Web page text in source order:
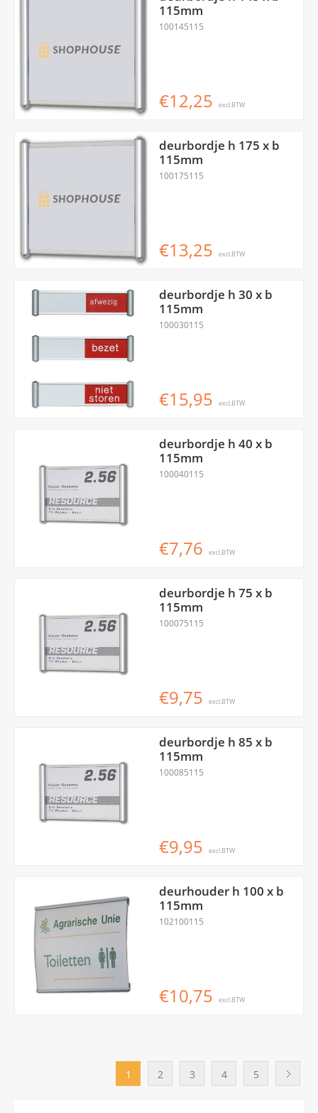
115mm
100145115
€12,25 excl.BTW
deurbordje h 175 x b
115mm
100175115
€13,25 excl.BTW
deurbordje h 30 x b
115mm
100030115
€15,95 excl.BTW
deurbordje h 40 x b
115mm
100040115
€7,76 excl.BTW
deurbordje h 75 x b
115mm
100075115
€9,75 excl.BTW
deurbordje h 85 x b
115mm
100085115
€9,95 excl.BTW
deurhouder h 100 x b
115mm
102100115
€10,75 excl.BTW
1 2 3 4 5